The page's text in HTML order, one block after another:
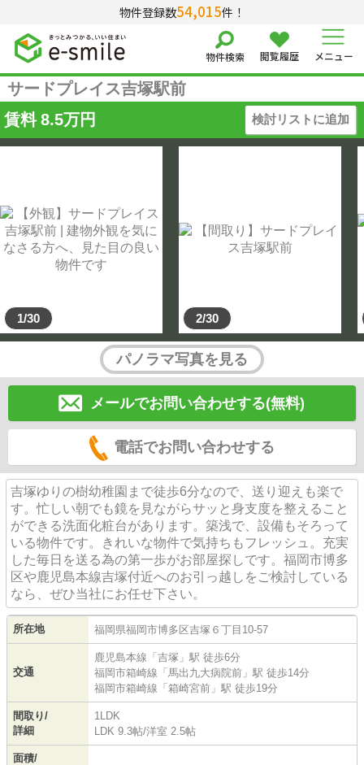
物件登録数54,015件！
物件検索 閲覧履歴 メニュー
サードプレイス吉塚駅前
賃料 8.5万円 検討リストに追加
1/30 2/30
パノラマ写真を見る
メールでお問い合わせする(無料)
電話でお問い合わせする
吉塚ゆりの樹幼稚園まで徒歩6分なので、送り迎えも楽で
す。忙しい朝でも鏡を見ながらサッと身支度を整えること
ができる洗面化粧台があります。築浅で、設備もそろって
いる物件です。きれいな物件で気持ちもフレッシュ。充実
した毎日を送る為の第一歩がお部屋探しです。福岡市博多
区や鹿児島本線吉塚付近へのお引っ越しをご検討している
なら、ぜひ当社にお任せ下さい。
所在地 福岡県福岡市博多区吉塚 ６丁目10-57
交通
鹿児島本線 「吉塚 」駅 徒歩6分
福岡市箱崎線 「馬出九大病院前 」駅 徒歩14分
福岡市箱崎線 「箱崎宮前 」駅 徒歩19分
間取り/
詳細
1LDK
LDK 9.3帖/洋室 2.5帖
面積/